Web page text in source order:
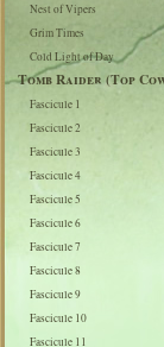
Nest of Vipers
Grim Times
Cold Light of Day
Tomb Raider (Top
Fascicule 1
Fascicule 2
Fascicule 3
Fascicule 4
Fascicule 5
Fascicule 6
Fascicule 7
Fascicule 8
Fascicule 9
Fascicule 10
Fascicule 11